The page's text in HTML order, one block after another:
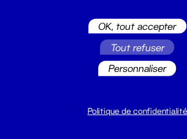
Du lundi au vendredi 14h → 18h
OK, tout accepter
Tout refuser
Personnaliser
Politique de confidentialité